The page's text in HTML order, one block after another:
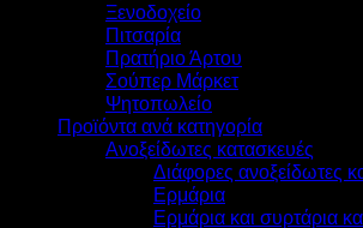
Ξενοδοχείο
Πιτσαρία
Πρατήριο Άρτου
Σούπερ Μάρκετ
Ψητοπωλείο
Προϊόντα ανά κατηγορία
Ανοξείδωτες κατασκευές
Διάφορες ανοξείδωτες
Ερμάρια
Ερμάρια και συρτάρια